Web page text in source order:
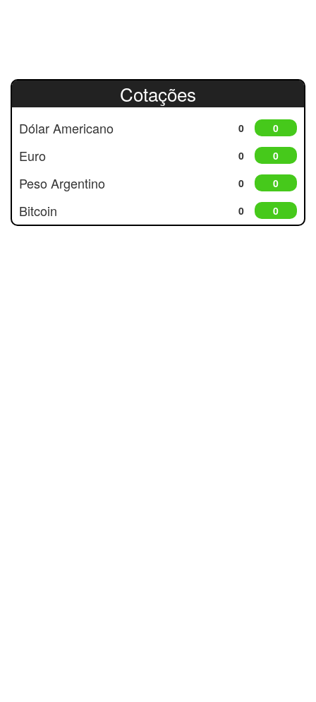
Cotações
Dólar Americano 0 0
Euro 0 0
Peso Argentino 0 0
Bitcoin 0 0